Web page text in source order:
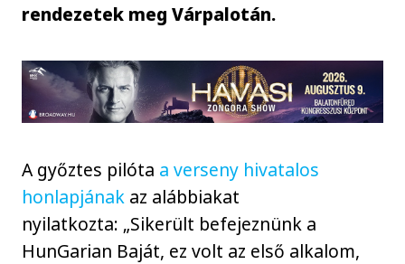
rendezetek meg Várpalotán.
A győztes pilóta a verseny hivatalos
honlapjának az alábbiakat
nyilatkozta: „Sikerült befejeznünk a
HunGarian Baját, ez volt az első alkalom,